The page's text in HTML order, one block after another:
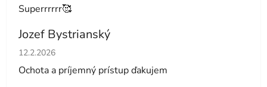
Superrrrrr🥰
Jozef Bystrianský
Hodnotenie obchodu je 5 z 5 hviezdičiek.
12.2.2026
Ochota a príjemný prístup ďakujem